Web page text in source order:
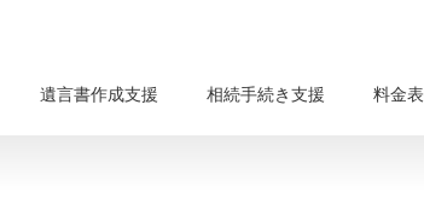
遺言書作成支援 相続手続き支援 料金表